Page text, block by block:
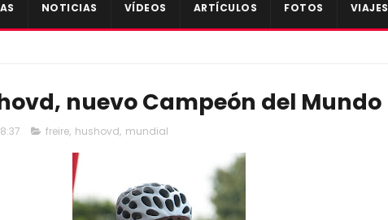
NOTICIAS VÍDEOS ARTÍCULOS FOTOS VIAJES
nuevo Campeón del Mundo
8:37 freire, hushovd, mundial